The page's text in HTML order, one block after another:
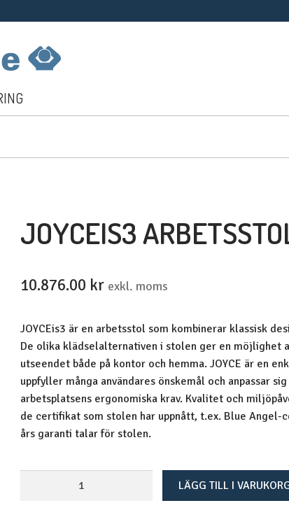
JOYCEIS3
10.876.00 kr exkl. moms
JOYCEis3 är en arbetsstol som kombinerar klassisk
De olika klädselalternativen i stolen ger en möjlighet
utseendet både på kontor och hemma. JOYCE är en
uppfyller många användares önskemål och anpassar
arbetsplatsens ergonomiska krav. Kvalitet och
de certifikat som stolen har uppnått, t.ex. Blue Angel-
års garanti talar för stolen.
LÄGG TILL I